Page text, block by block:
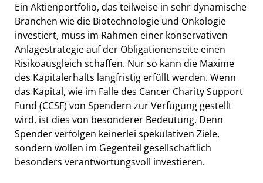
Ein Aktienportfolio, das teilweise in sehr dynamische
Branchen wie die Biotechnologie und Onkologie
investiert, muss im Rahmen einer konservativen
Anlagestrategie auf der Obligationenseite einen
Risikoausgleich schaffen. Nur so kann die Maxime
des Kapitalerhalts langfristig erfüllt werden. Wenn
das Kapital, wie im Falle des Cancer Charity Support
Fund (CCSF) von Spendern zur Verfügung gestellt
wird, ist dies von besonderer Bedeutung. Denn
Spender verfolgen keinerlei spekulativen Ziele,
sondern wollen im Gegenteil gesellschaftlich
besonders verantwortungsvoll investieren.